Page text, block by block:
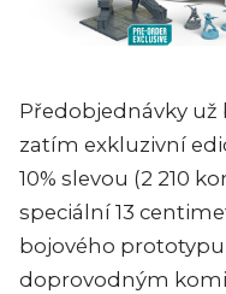
Předobjednávky už
zatím exkluzivní
10% slevou (2 210
speciální 13
bojového prototypu
doprovodným